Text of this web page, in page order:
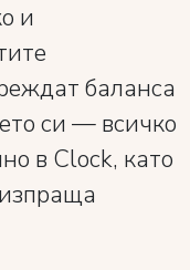
и
баланса
си — всичко
в Clock, като